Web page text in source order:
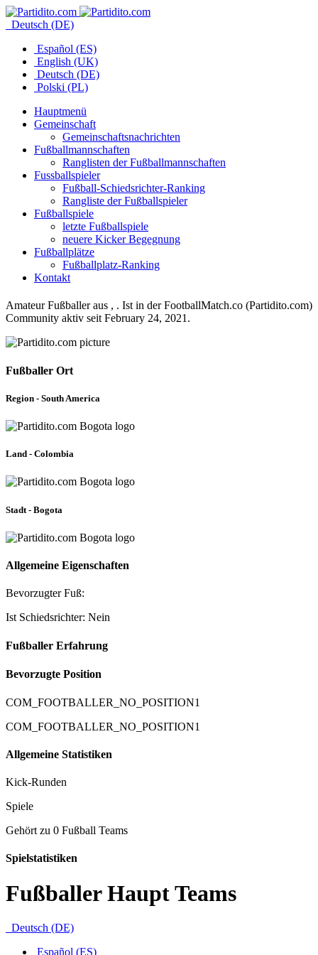
Deutsch (DE)
Español (ES)
English (UK)
Deutsch (DE)
Polski (PL)
Hauptmenü
Gemeinschaft
Gemeinschaftsnachrichten
Fußballmannschaften
Ranglisten der Fußballmannschaften
Fussballspieler
Fußball-Schiedsrichter-Ranking
Rangliste der Fußballspieler
Fußballspiele
letzte Fußballspiele
neuere Kicker Begegnung
Fußballplätze
Fußballplatz-Ranking
Kontakt
Amateur Fußballer aus , . Ist in der FootballMatch.co (Partidito.com)
Community aktiv seit February 24, 2021.
Fußballer Ort
Region - South America
Land - Colombia
Stadt - Bogota
Allgemeine Eigenschaften
Bevorzugter Fuß:
Ist Schiedsrichter: Nein
Fußballer Erfahrung
Bevorzugte Position
COM_FOOTBALLER_NO_POSITION1
COM_FOOTBALLER_NO_POSITION1
Allgemeine Statistiken
Kick-Runden
Spiele
Gehört zu 0 Fußball Teams
Spielstatistiken
Fußballer Haupt Teams
Deutsch (DE)
Español (ES)